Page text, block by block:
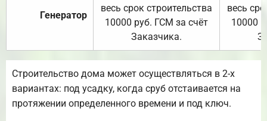
Генератор
весь срок строительства
10000 руб. ГСМ за счёт
Заказчика.
весь
10000
Строительство дома может осуществляться в 2-х
вариантах: под усадку, когда сруб отстаивается на
протяжении определенного времени и под ключ.